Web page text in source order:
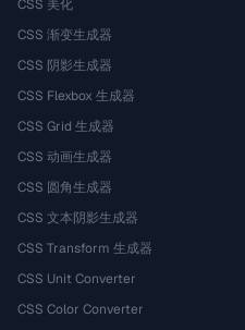
CSS 美化
CSS 渐变生成器
CSS 阴影生成器
CSS Flexbox 生成器
CSS Grid 生成器
CSS 动画生成器
CSS 圆角生成器
CSS 文本阴影生成器
CSS Transform 生成器
CSS Unit Converter
CSS Color Converter